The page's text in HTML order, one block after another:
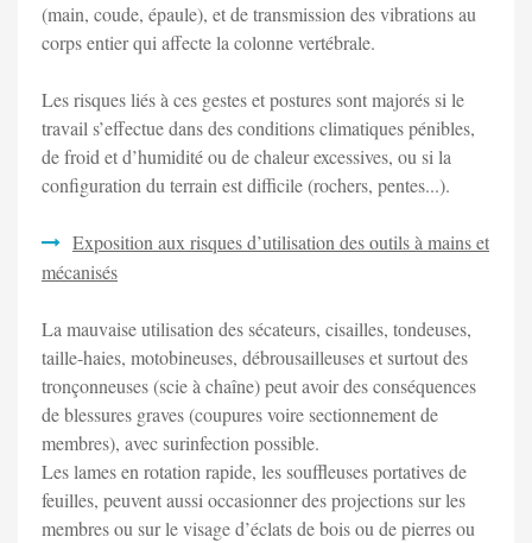
(main, coude, épaule), et de transmission des vibrations au
corps entier qui affecte la colonne vertébrale.
Les risques liés à ces gestes et postures sont majorés si le
travail s’effectue dans des conditions climatiques pénibles,
de froid et d’humidité ou de chaleur excessives, ou si la
configuration du terrain est difficile (rochers, pentes...).
Exposition aux risques d’utilisation des outils à mains et
mécanisés
La mauvaise utilisation des sécateurs, cisailles, tondeuses,
taille-haies, motobineuses, débrousailleuses et surtout des
tronçonneuses (scie à chaîne) peut avoir des conséquences
de blessures graves (coupures voire sectionnement de
membres), avec surinfection possible.
Les lames en rotation rapide, les souffleuses portatives de
feuilles, peuvent aussi occasionner des projections sur les
membres ou sur le visage d’éclats de bois ou de pierres ou